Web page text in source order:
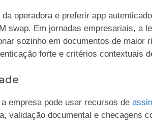
operadora e preferir app
swap. Em jornadas empresariais, a
sozinho em documentos de maior
forte e critérios contextuais
empresa pode usar recursos de
validação documental e checagens